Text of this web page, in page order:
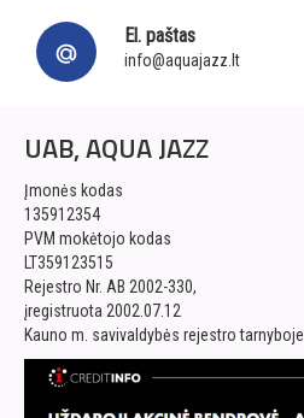
El. paštas
info@aquajazz.lt
UAB, AQUA JAZZ
Įmonės kodas
135912354
PVM mokėtojo kodas
LT359123515
Rejestro Nr. AB 2002-330,
įregistruota 2002.07.12
Kauno m. savivaldybės rejestro tarnyboje